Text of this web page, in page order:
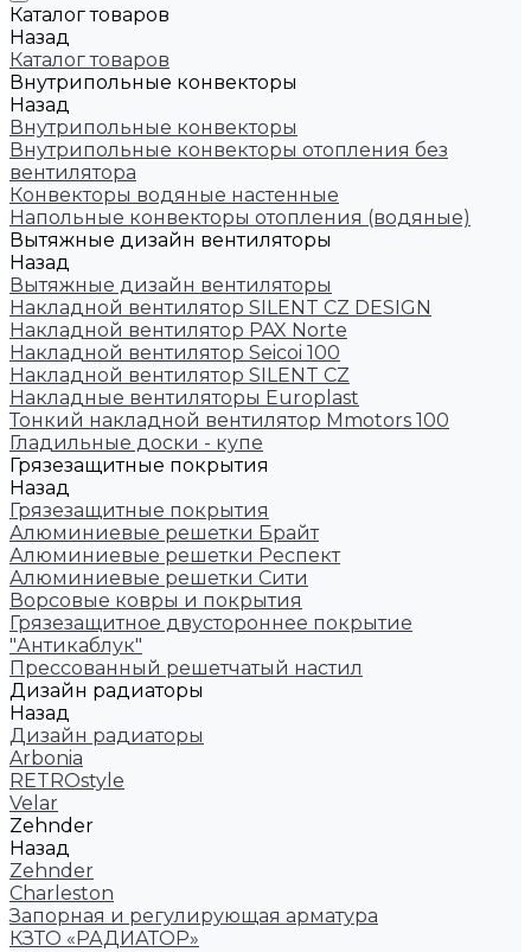
Каталог товаров
Назад
Каталог товаров
Внутрипольные конвекторы
Назад
Внутрипольные конвекторы
Внутрипольные конвекторы отопления без
вентилятора
Конвекторы водяные настенные
Напольные конвекторы отопления (водяные)
Вытяжные дизайн вентиляторы
Назад
Вытяжные дизайн вентиляторы
Накладной вентилятор SILENT CZ DESIGN
Накладной вентилятор PAX Norte
Накладной вентилятор Seicoi 100
Накладной вентилятор SILENT CZ
Накладные вентиляторы Europlast
Тонкий накладной вентилятор Mmotors 100
Гладильные доски - купе
Грязезащитные покрытия
Назад
Грязезащитные покрытия
Алюминиевые решетки Брайт
Алюминиевые решетки Респект
Алюминиевые решетки Сити
Ворсовые ковры и покрытия
Грязезащитное двустороннее покрытие
"Антикаблук"
Прессованный решетчатый настил
Дизайн радиаторы
Назад
Дизайн радиаторы
Arbonia
RETROstyle
Velar
Zehnder
Назад
Zehnder
Charleston
Запорная и регулирующая арматура
КЗТО «РАДИАТОР»